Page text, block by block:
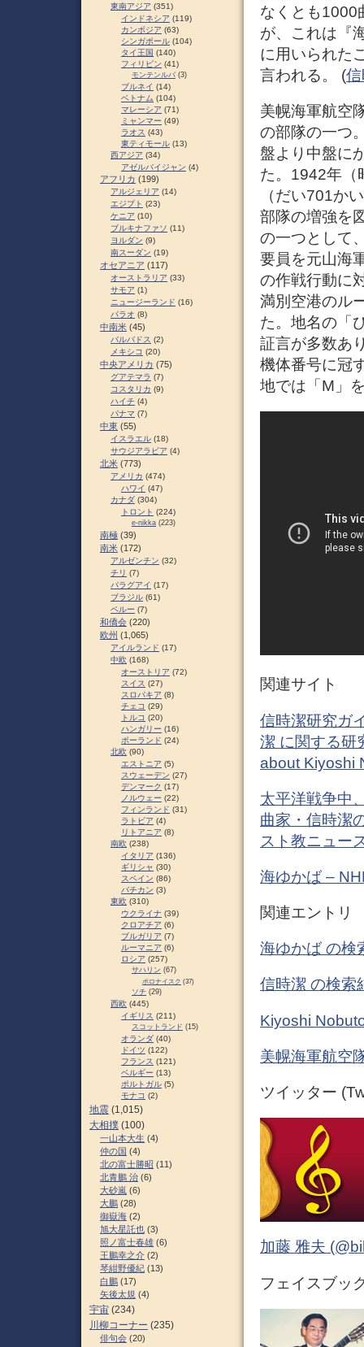
なくとも1000
が、これは『
に用いられた
言われる。 (
美幌海軍航空
の部隊の一つ
盤より中盤に
た。1942年（
（だい701か
部隊の増強を
の一つとして
要員を元山海
の作戦行動に
満別空港のル
た。地名の「
証言が多数あ
機体番号に冠
地では「M」
関連サイト
信時潔研究ガ
潔 に関する研
about Kiyoshi
太平洋戦争中
曲家・信時潔
スト教ニュー
海ゆかば –
関連エントリ
海ゆかば の検
信時潔 の検索
Kiyoshi
美幌海軍航空
ツイッター
加藤 雅夫
フェイスブッ
東南アジア (351)
インドネシア (119)
カンボジア (63)
シンガポール (104)
タイ王国 (140)
フィリピン (41)
モンテンルパ (3)
ブルネイ (14)
ベトナム (104)
マレーシア (71)
ミャンマー (49)
ラオス (43)
東ティモール (13)
西アジア (34)
アゼルバイジャン (4)
アフリカ (199)
アルジェリア (14)
エジプト (23)
ケニア (10)
ブルキナファソ (11)
ヨルダン (9)
南スーダン (19)
オセアニア (117)
オーストラリア (33)
サモア (1)
ニュージーランド (16)
パラオ (8)
中南米 (45)
バルバドス (2)
メキシコ (20)
中央アメリカ (75)
グアテマラ (7)
コスタリカ (9)
ハイチ (4)
パナマ (7)
中東 (55)
イスラエル (18)
サウジアラビア (4)
北米 (773)
アメリカ (474)
ハワイ (47)
カナダ (304)
トロント (224)
e-nikka (223)
南極 (39)
南米 (172)
アルゼンチン (32)
チリ (7)
パラグアイ (17)
ブラジル (61)
ペルー (7)
和僑会 (220)
欧州 (1,065)
アイルランド (17)
中欧 (168)
オーストリア (72)
スイス (27)
スロパキア (8)
チェコ (29)
トルコ (20)
ハンガリー (16)
ポーランド (24)
北欧 (90)
エストニア (5)
スウェーデン (27)
デンマーク (17)
ノルウェー (22)
フィンランド (31)
ラトビア (4)
リトアニア (8)
南欧 (238)
イタリア (136)
ギリシャ (30)
スペイン (86)
バチカン (3)
東欧 (310)
ウクライナ (39)
クロアチア (6)
ブルガリア (7)
ルーマニア (6)
ロシア (257)
サハリン (67)
ポロナイスク (37)
ソチ (29)
西欧 (445)
イギリス (211)
スコットランド (15)
オランダ (40)
ドイツ (122)
フランス (121)
ベルギー (13)
ポルトガル (5)
モナコ (2)
地震 (1,015)
大相撲 (100)
一山本大生 (4)
仲の国 (4)
北の富士勝昭 (11)
北青鵬 治 (6)
大砂嵐 (6)
大鵬 (28)
御嶽海 (2)
旭大星託也 (3)
照ノ富士春雄 (6)
王鵬幸之介 (2)
琴紺野優紀 (13)
白鵬 (17)
矢後太規 (4)
宇宙 (234)
川柳コーナー (235)
俳句会 (20)